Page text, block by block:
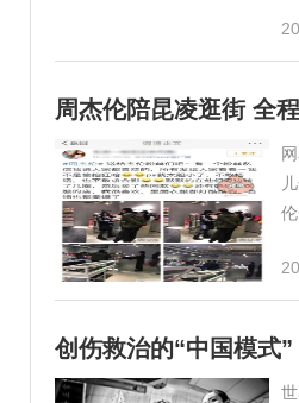
周杰伦陪昆凌逛街 全
创伤救治的“中国模式”